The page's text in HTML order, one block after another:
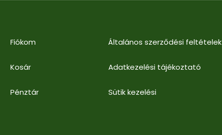
Fiókom
Kosár
Pénztár
Általános szerződési feltételek
Adatkezelési tájékoztató
Sütik kezelési